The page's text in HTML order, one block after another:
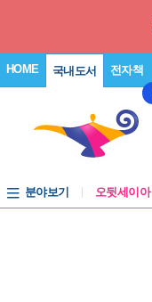
HOME 국내도서 전자책
분야보기 오뒷세이아